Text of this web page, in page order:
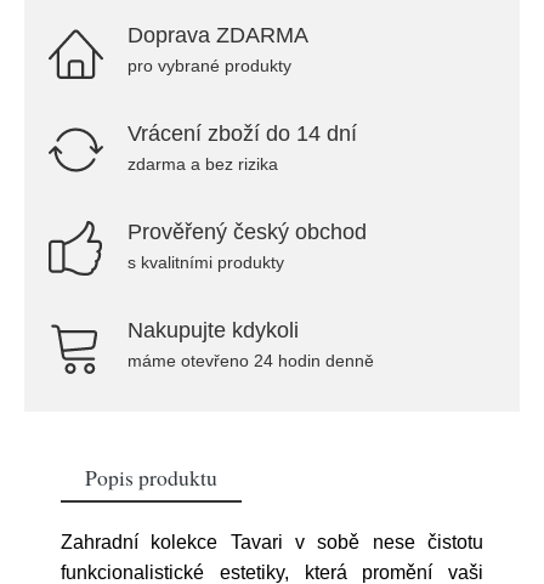
Doprava ZDARMA
pro vybrané produkty
Vrácení zboží do 14 dní
zdarma a bez rizika
Prověřený český obchod
s kvalitními produkty
Nakupujte kdykoli
máme otevřeno 24 hodin denně
Popis produktu
Zahradní kolekce Tavari v sobě nese čistotu
funkcionalistické estetiky, která promění vaši